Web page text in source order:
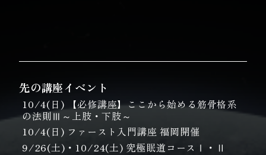
先の講座イベント
10/4(日) 【必修講座】ここから始める筋骨格系
の法則Ⅲ～上肢・下肢～
10/4(日) ファースト入門講座 福岡開催
9/26(土)・10/24(土) 究極眠道コースⅠ・Ⅱ